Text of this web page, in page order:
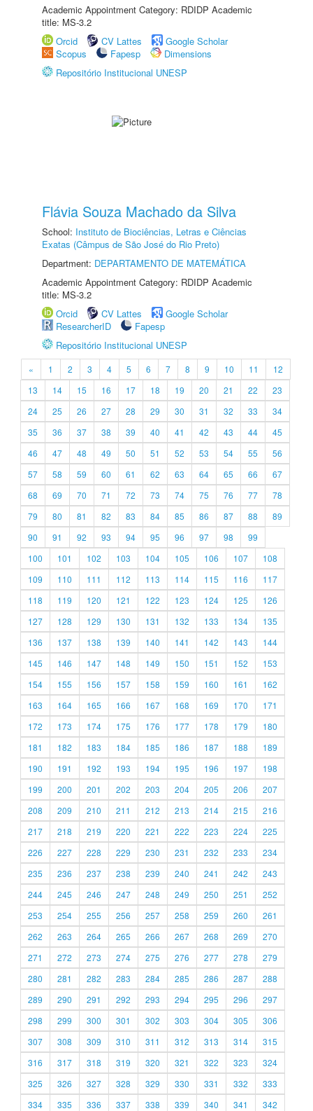
Academic Appointment Category: RDIDP Academic
title: MS-3.2
Orcid
CV Lattes
Google Scholar
Scopus
Fapesp
Dimensions
Repositório Institucional UNESP
Flávia Souza Machado da Silva
School: Instituto de Biociências, Letras e Ciências
Exatas (Câmpus de São José do Rio Preto)
Department: DEPARTAMENTO DE MATEMÁTICA
Academic Appointment Category: RDIDP Academic
title: MS-3.2
Orcid
CV Lattes
Google Scholar
ResearcherID
Fapesp
Repositório Institucional UNESP
« 1 2 3 4 5 6 7 8 9 10 11
12
13
14 15 16 17 18 19 20 21 22
23
24
25 26 27 28 29 30 31 32 33
34
35
36 37 38 39 40 41 42 43 44
45
46
47 48 49 50 51 52 53 54 55
56
57
58 59 60 61 62 63 64 65 66
67
68
69 70 71 72 73 74 75 76 77
78
79
80 81 82 83 84 85 86 87 88
89
90
91 92 93 94 95 96 97 98
99
100
101 102 103 104 105 106 107
108
109
110 111 112 113 114 115 116
117
118
119 120 121 122 123 124 125
126
127
128 129 130 131 132 133 134
135
136
137 138 139 140 141 142 143
144
145
146 147 148 149 150 151 152
153
154
155 156 157 158 159 160 161
162
163
164 165 166 167 168 169 170
171
172
173 174 175 176 177 178 179
180
181
182 183 184 185 186 187 188
189
190
191 192 193 194 195 196 197
198
199
200 201 202 203 204 205 206
207
208
209 210 211 212 213 214 215
216
217
218 219 220 221 222 223 224
225
226
227 228 229 230 231 232 233
234
235
236 237 238 239 240 241 242
243
244
245 246 247 248 249 250 251
252
253
254 255 256 257 258 259 260
261
262
263 264 265 266 267 268 269
270
271
272 273 274 275 276 277 278
279
280
281 282 283 284 285 286 287
288
289
290 291 292 293 294 295 296
297
298
299 300 301 302 303 304 305
306
307
308 309 310 311 312 313 314
315
316
317 318 319 320 321 322 323
324
325
326 327 328 329 330 331 332
333
334
335 336 337 338 339 340 341 342